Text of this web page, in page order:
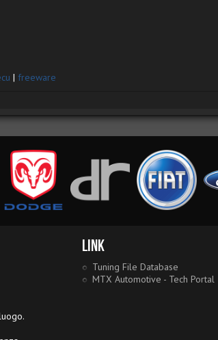
| freeware
Link
Tuning File Database
MTX Automotive - Tech Portal